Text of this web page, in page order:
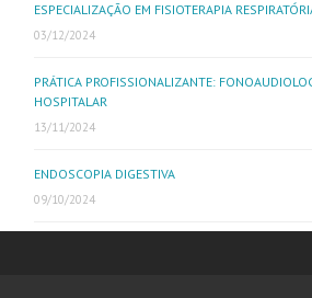
ESPECIALIZAÇÃO EM FISIOTERAPIA
03/12/2024
PRÁTICA PROFISSIONALIZANTE:
HOSPITALAR
13/11/2024
ENDOSCOPIA DIGESTIVA
09/10/2024